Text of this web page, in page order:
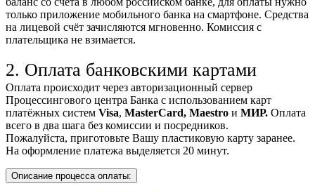
только приложение мобильного банка на смартфоне. Средства
на лицевой счёт зачисляются мгновенно. Комиссия с
плательщика не взимается.
2. Оплата банковскими картами
Оплата происходит через авторизационный сервер
Процессингового центра Банка с использованием карт
платёжных систем Visa, MasterCard, Maestro и МИР. Оплата
всего в два шага без комиссии и посредников.
Пожалуйста, приготовьте Вашу пластиковую карту заранее.
На оформление платежа выделяется 20 минут.
Описание процесса оплаты: